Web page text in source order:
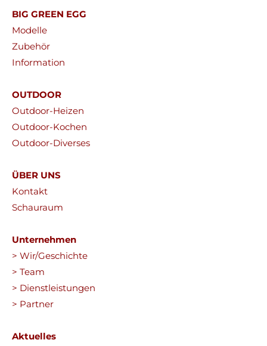
BIG GREEN EGG
Modelle
Zubehör
Information
OUTDOOR
Outdoor-Heizen
Outdoor-Kochen
Outdoor-Diverses
ÜBER UNS
Kontakt
Schauraum
Unternehmen
> Wir/Geschichte
> Team
> Dienstleistungen
> Partner
Aktuelles